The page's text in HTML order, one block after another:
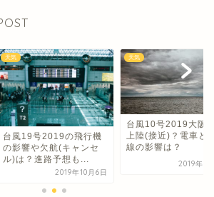
天気
台風19号2019の飛行機
の影響や欠航(キャンセ
ル)は？進路予想も...
2019年10月6日
天気
台風10号2019大阪
上陸(接近)？電車と
線の影響は？
2019年8